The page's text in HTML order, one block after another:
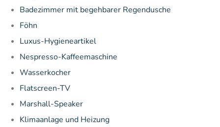
Badezimmer mit begehbarer Regendusche
Föhn
Luxus-Hygieneartikel
Nespresso-Kaffeemaschine
Wasserkocher
Flatscreen-TV
Marshall-Speaker
Klimaanlage und Heizung